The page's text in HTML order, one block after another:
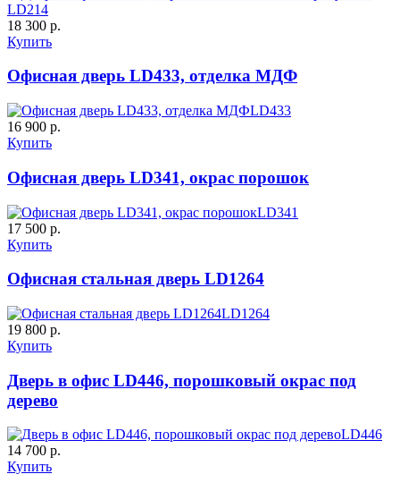
C59 C60
LD214
18 300 р.
Купить
Офисная дверь LD433, отделка МДФ
LD433
16 900 р.
Купить
Офисная дверь LD341, окрас порошок
LD341
17 500 р.
Купить
Офисная стальная дверь LD1264
LD1264
19 800 р.
Купить
Дверь в офис LD446, порошковый окрас под
дерево
LD446
14 700 р.
Купить